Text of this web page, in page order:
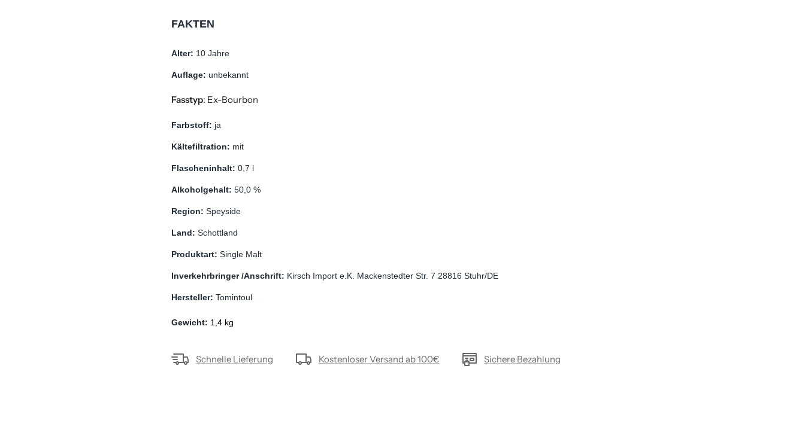
FAKTEN
Alter: 10 Jahre
Auflage: unbekannt
Fasstyp: Ex-Bourbon
Farbstoff: ja
Kältefiltration: mit
Flascheninhalt: 0,7 l
Alkoholgehalt: 50,0 %
Region: Speyside
Land: Schottland
Produktart: Single Malt
Inverkehrbringer /Anschrift: Kirsch Import e.K. Mackenstedter Str. 7 28816 Stuhr/DE
Hersteller: Tomintoul
Gewicht: 1,4 kg
Schnelle Lieferung Kostenloser Versand ab 100€ Sichere Bezahlung